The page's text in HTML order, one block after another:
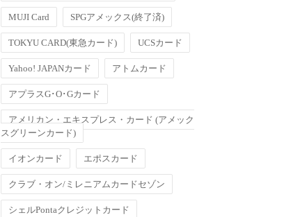
MUJI Card SPGアメックス(終了済)
TOKYU CARD(東急カード) UCSカード
Yahoo! JAPANカード アトムカード
アプラスG･O･Gカード
アメリカン・エキスプレス・カード (アメック
スグリーンカード)
イオンカード エポスカード
クラブ・オン/ミレニアムカードセゾン
シェルPontaクレジットカード